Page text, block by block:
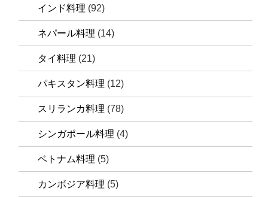
インド料理 (92)
ネパール料理 (14)
タイ料理 (21)
パキスタン料理 (12)
スリランカ料理 (78)
シンガポール料理 (4)
ベトナム料理 (5)
カンボジア料理 (5)